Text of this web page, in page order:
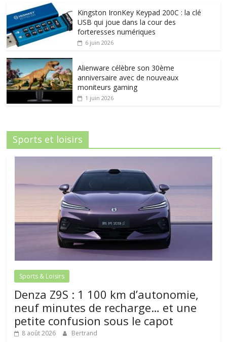
Kingston IronKey Keypad 200C : la clé
USB qui joue dans la cour des
forteresses numériques
6 juin 2026
Alienware célèbre son 30ème
anniversaire avec de nouveaux
moniteurs gaming
1 juin 2026
Sports et loisirs
Sports & Loisirs
Denza Z9S : 1 100 km d’autonomie,
neuf minutes de recharge… et une
petite confusion sous le capot
8 août 2026 Bertrand